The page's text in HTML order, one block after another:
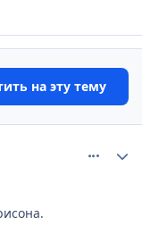
на эту тему